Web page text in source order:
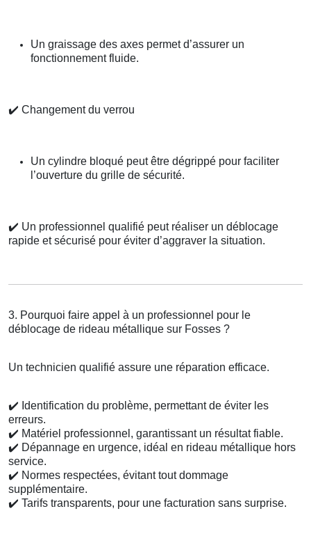
Un graissage des axes permet d’assurer un
fonctionnement fluide.
✔️ Changement du verrou
Un cylindre bloqué peut être dégrippé pour faciliter
l’ouverture du grille de sécurité.
✔️ Un professionnel qualifié peut réaliser un déblocage
rapide et sécurisé pour éviter d’aggraver la situation.
3. Pourquoi faire appel à un professionnel pour le
déblocage de rideau métallique sur Fosses ?
Un technicien qualifié assure une réparation efficace.
✔️ Identification du problème, permettant de éviter les
erreurs.
✔️ Matériel professionnel, garantissant un résultat fiable.
✔️ Dépannage en urgence, idéal en rideau métallique hors
service.
✔️ Normes respectées, évitant tout dommage
supplémentaire.
✔️ Tarifs transparents, pour une facturation sans surprise.